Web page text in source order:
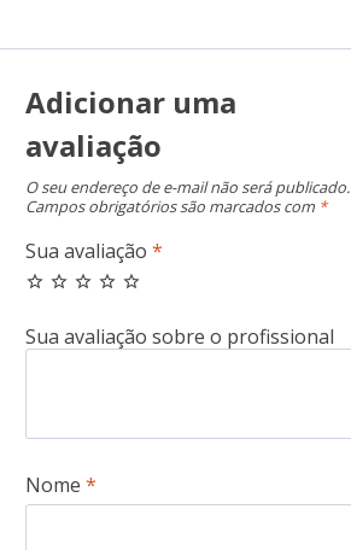
Adicionar uma
avaliação
O seu endereço de e-mail não será publicado.
Campos obrigatórios são marcados com *
Sua avaliação *
Nome *